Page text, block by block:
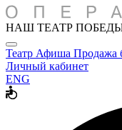
НАШ ТЕАТР
Театр Афиша Продажа
Личный кабинет
ENG